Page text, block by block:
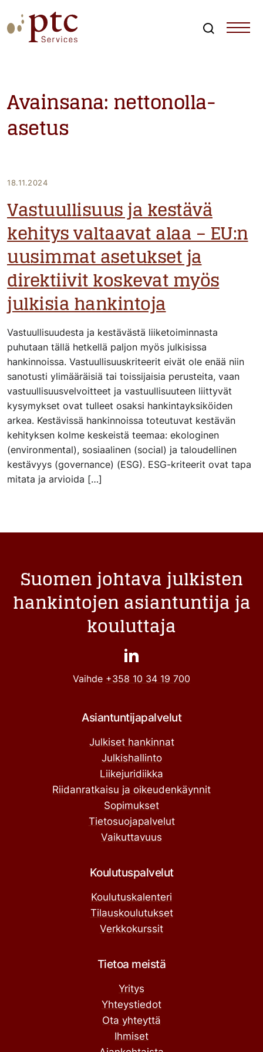
to
content
Avainsana: nettonolla-
asetus
18.11.2024
Vastuullisuus ja kestävä
kehitys valtaavat alaa – EU:n
uusimmat asetukset ja
direktiivit koskevat myös
julkisia hankintoja
Vastuullisuudesta ja kestävästä liiketoiminnasta
puhutaan tällä hetkellä paljon myös julkisissa
hankinnoissa. Vastuullisuuskriteerit eivät ole enää niin
sanotusti ylimääräisiä tai toissijaisia perusteita, vaan
vastuullisuusvelvoitteet ja vastuullisuuteen liittyvät
kysymykset ovat tulleet osaksi hankintayksiköiden
arkea. Kestävissä hankinnoissa toteutuvat kestävän
kehityksen kolme keskeistä teemaa: ekologinen
(environmental), sosiaalinen (social) ja taloudellinen
kestävyys (governance) (ESG). ESG-kriteerit ovat tapa
mitata ja arvioida […]
Suomen johtava julkisten
hankintojen asiantuntija ja
kouluttaja
Vaihde +358 10 34 19 700
Asiantuntijapalvelut
Julkiset hankinnat
Julkishallinto
Liikejuridiikka
Riidanratkaisu ja oikeudenkäynnit
Sopimukset
Tietosuojapalvelut
Vaikuttavuus
Koulutuspalvelut
Koulutuskalenteri
Tilauskoulutukset
Verkkokurssit
Tietoa meistä
Yritys
Yhteystiedot
Ota yhteyttä
Ihmiset